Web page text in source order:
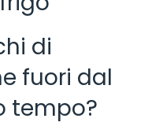
di
fuori dal
tempo?